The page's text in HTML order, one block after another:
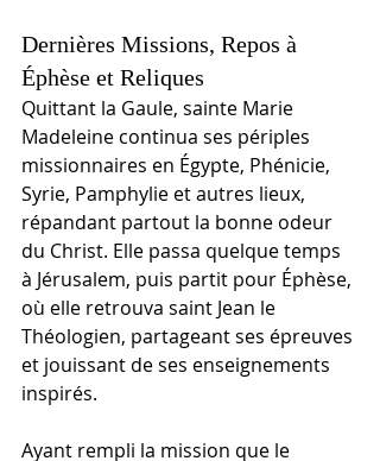
Dernières Missions, Repos à
Éphèse et Reliques
Quittant la Gaule, sainte Marie
Madeleine continua ses périples
missionnaires en Égypte, Phénicie,
Syrie, Pamphylie et autres lieux,
répandant partout la bonne odeur
du Christ. Elle passa quelque temps
à Jérusalem, puis partit pour Éphèse,
où elle retrouva saint Jean le
Théologien, partageant ses épreuves
et jouissant de ses enseignements
inspirés.
Ayant rempli la mission que le